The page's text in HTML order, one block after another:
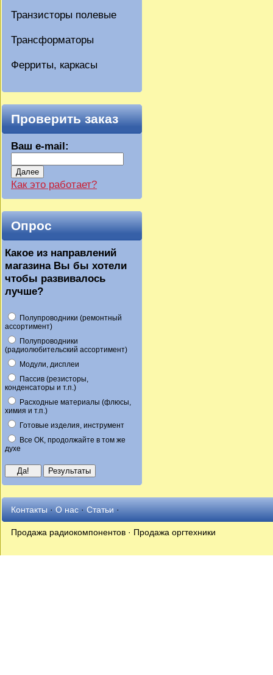
Транзисторы полевые
Трансформаторы
Ферриты, каркасы
Проверить заказ
Ваш e-mail:
Далее
Как это работает?
Опрос
Какое из направлений
магазина Вы бы хотели
чтобы развивалось
лучше?
Полупроводники (ремонтный
ассортимент)
Полупроводники
(радиолюбительский ассортимент)
Модули, дисплеи
Пассив (резисторы,
конденсаторы и т.п.)
Расходные материалы (флюсы,
химия и т.п.)
Готовые изделия, инструмент
Все ОК, продолжайте в том же
духе
Контакты·О нас·Статьи·
Продажа радиокомпонентов · Продажа оргтехники